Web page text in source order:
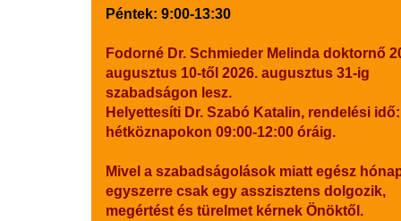
Péntek: 9:00-13:30
Fodorné Dr. Schmieder Melinda doktornő
augusztus 10-től 2026. augusztus 31-ig
szabadságon lesz.
Helyettesíti Dr. Szabó Katalin, rendelési idő:
hétköznapokon 09:00-12:00 óráig.
Mivel a szabadságolások miatt egész
egyszerre csak egy asszisztens dolgozik,
megértést és türelmet kérnek Önöktől.